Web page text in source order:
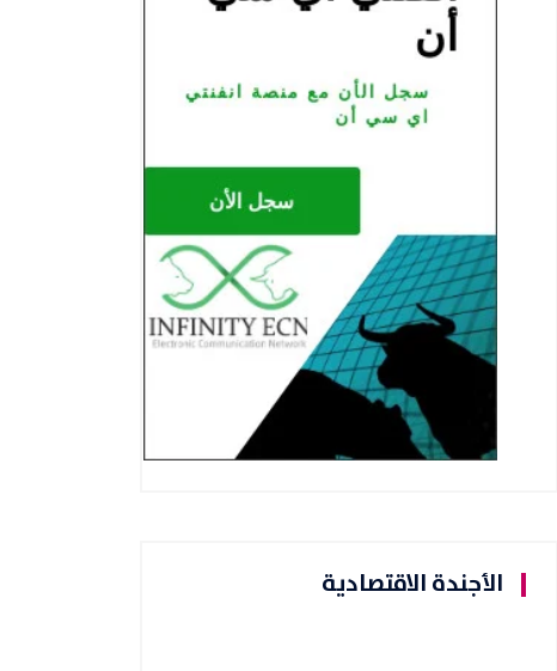
الأجندة الاقتصادية